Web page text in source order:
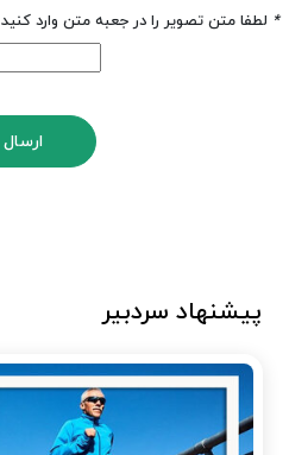
* لطفا متن تصویر را در جعبه متن وارد کنید
ارسال
پیشنهاد سردبیر